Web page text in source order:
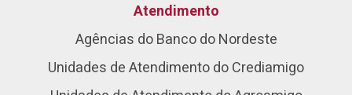
Atendimento
Agências do Banco do Nordeste
Unidades de Atendimento do Crediamigo